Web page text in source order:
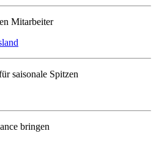
Mitarbeiter
saisonale Spitzen
bringen